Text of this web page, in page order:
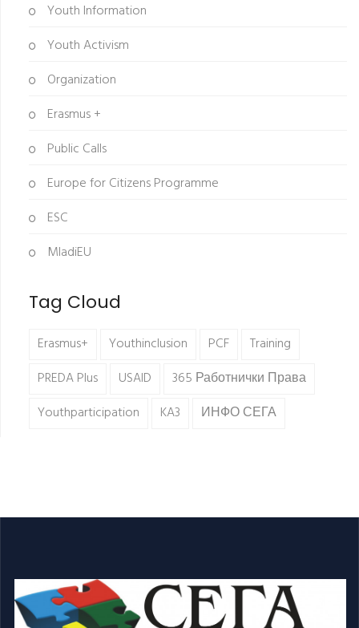
Youth Information
Youth Activism
Organization
Erasmus +
Public Calls
Europe for Citizens Programme
ESC
MladiEU
Tag Cloud
Erasmus+ Youthinclusion PCF
Training
PREDA Plus
USAID
365 Работнички Права
Youthparticipation
KA3 ИНФО СЕГА